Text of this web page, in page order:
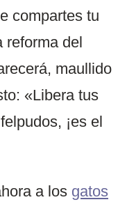
compartes tu
del
maullido
«Libera tus
¡es el
a los gatos